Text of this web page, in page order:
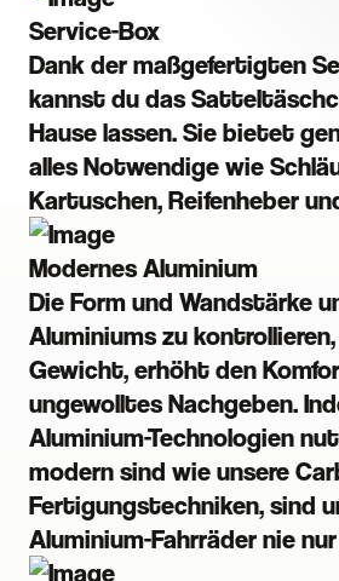
Service-Box
Dank der maßgefertigten
kannst du das
Hause lassen. Sie bietet
alles Notwendige wie
Kartuschen, Reifenheber
Modernes Aluminium
Die Form und Wandstärke
Aluminiums zu
Gewicht, erhöht den
ungewolltes Nachgeben.
Aluminium-Technologien
modern sind wie unsere
Fertigungstechniken, sind
Aluminium-Fahrräder nie